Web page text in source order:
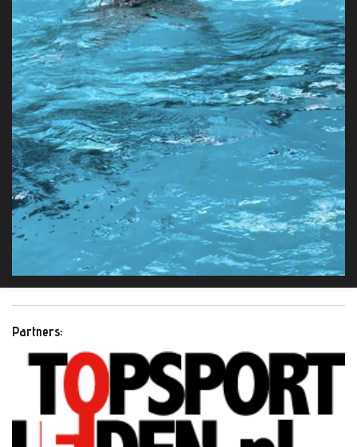
Partners: